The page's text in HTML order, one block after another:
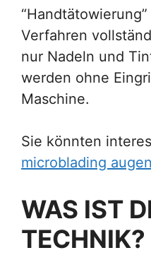
Verfahren
nur Nadeln und
werden ohne
Maschine.
Sie könnten
microblading
WAS IST
TECHNIK?